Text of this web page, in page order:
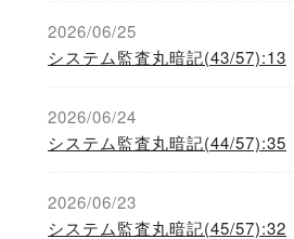
2026/06/25
システム監査丸暗記(43/57):13
2026/06/24
システム監査丸暗記(44/57):35
2026/06/23
システム監査丸暗記(45/57):32